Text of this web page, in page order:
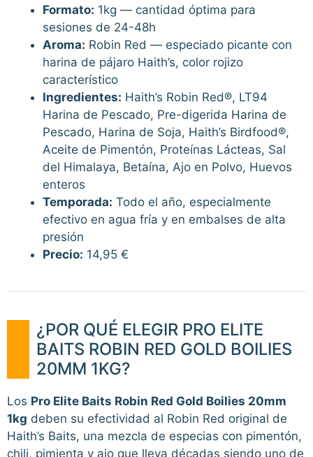
Formato: 1kg — cantidad óptima para
sesiones de 24-48h
Aroma: Robin Red — especiado picante con
harina de pájaro Haith’s, color rojizo
característico
Ingredientes: Haith’s Robin Red®, LT94
Harina de Pescado, Pre-digerida Harina de
Pescado, Harina de Soja, Haith’s Birdfood®,
Aceite de Pimentón, Proteínas Lácteas, Sal
del Himalaya, Betaína, Ajo en Polvo, Huevos
enteros
Temporada: Todo el año, especialmente
efectivo en agua fría y en embalses de alta
presión
Precio: 14,95 €
¿POR QUÉ ELEGIR PRO ELITE
BAITS ROBIN RED GOLD BOILIES
20MM 1KG?
Los Pro Elite Baits Robin Red Gold Boilies 20mm
1kg deben su efectividad al Robin Red original de
Haith’s Baits, una mezcla de especias con pimentón,
chili, pimienta y ajo que lleva décadas siendo uno de